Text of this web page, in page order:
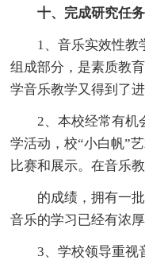
十、完成研究任
1、音乐实效性教
组成部分，是素质教
学音乐教学又得到了进
2、本校经常有机
学活动，校“小白帆”
比赛和展示。在音乐
的成绩，拥有一
音乐的学习已经有浓厚
3、学校领导重视